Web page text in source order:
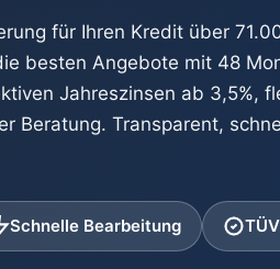
für Ihren Kredit über
besten Angebote mit 48
Jahreszinsen ab 3,5%,
Beratung. Transparent,
Schnelle Bearbeitung